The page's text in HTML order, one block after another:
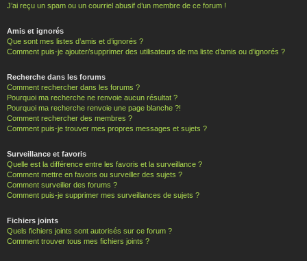
J’ai reçu un spam ou un courriel abusif d’un membre de ce forum !
Amis et ignorés
Que sont mes listes d’amis et d’ignorés ?
Comment puis-je ajouter/supprimer des utilisateurs de ma liste d’amis ou d’ignorés ?
Recherche dans les forums
Comment rechercher dans les forums ?
Pourquoi ma recherche ne renvoie aucun résultat ?
Pourquoi ma recherche renvoie une page blanche ?!
Comment rechercher des membres ?
Comment puis-je trouver mes propres messages et sujets ?
Surveillance et favoris
Quelle est la différence entre les favoris et la surveillance ?
Comment mettre en favoris ou surveiller des sujets ?
Comment surveiller des forums ?
Comment puis-je supprimer mes surveillances de sujets ?
Fichiers joints
Quels fichiers joints sont autorisés sur ce forum ?
Comment trouver tous mes fichiers joints ?